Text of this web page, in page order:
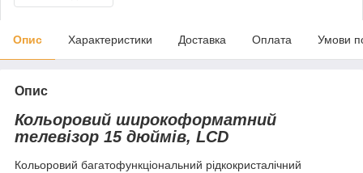
Опис Характеристики Доставка Оплата Умови
Опис
Кольоровий широкоформатний
телевізор 15 дюймів, LCD
Кольоровий багатофункціональний рідкокристалічний